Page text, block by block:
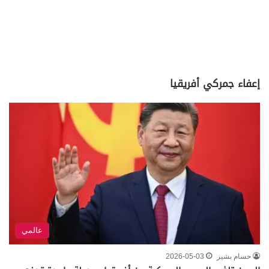
إعفاء جمركي أفريقيا
عالمي
حسام بشير 2026-05-03